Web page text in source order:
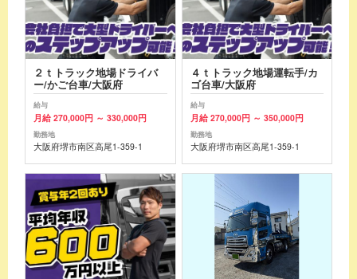
２ｔトラック地場ドライバ
ー/かご台車/大阪府
給与
月給 270,000円 ～ 330,000円
勤務地
大阪府堺市南区高尾1-359-1
４ｔトラック地場運転手/カ
ゴ台車/大阪府
給与
月給 270,000円 ～ 350,000円
勤務地
大阪府堺市南区高尾1-359-1